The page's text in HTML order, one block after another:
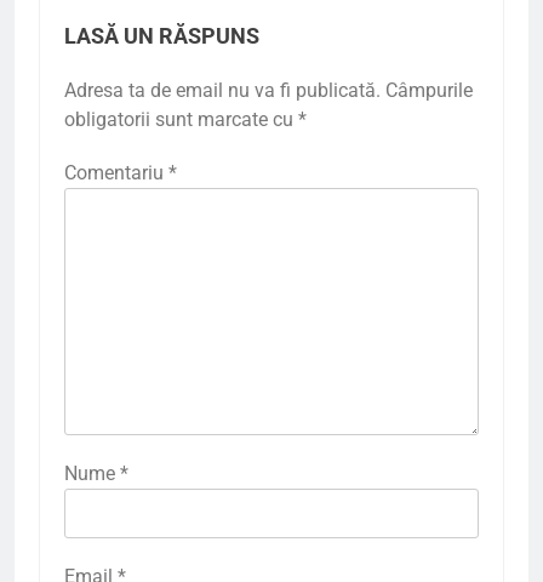
LASĂ UN RĂSPUNS
Adresa ta de email nu va fi publicată. Câmpurile
obligatorii sunt marcate cu *
Comentariu *
Nume *
Email *